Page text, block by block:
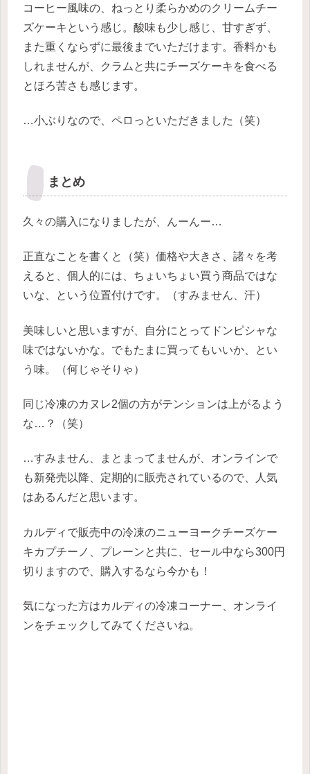
コーヒー風味の、ねっとり柔らかめのクリームチー
ズケーキという感じ。酸味も少し感じ、甘すぎず、
また重くならずに最後までいただけます。香料かも
しれませんが、クラムと共にチーズケーキを食べる
とほろ苦さも感じます。
…小ぶりなので、ペロっといただきました（笑）
まとめ
久々の購入になりましたが、んーんー…
正直なことを書くと（笑）価格や大きさ、諸々を考
えると、個人的には、ちょいちょい買う商品ではな
いな、という位置付けです。（すみません、汗）
美味しいと思いますが、自分にとってドンピシャな
味ではないかな。でもたまに買ってもいいか、とい
う味。（何じゃそりゃ）
同じ冷凍のカヌレ2個の方がテンションは上がるよう
な…？（笑）
…すみません、まとまってませんが、オンラインで
も新発売以降、定期的に販売されているので、人気
はあるんだと思います。
カルディで販売中の冷凍のニューヨークチーズケー
キカプチーノ、プレーンと共に、セール中なら300円
切りますので、購入するなら今かも！
気になった方はカルディの冷凍コーナー、オンライ
ンをチェックしてみてくださいね。